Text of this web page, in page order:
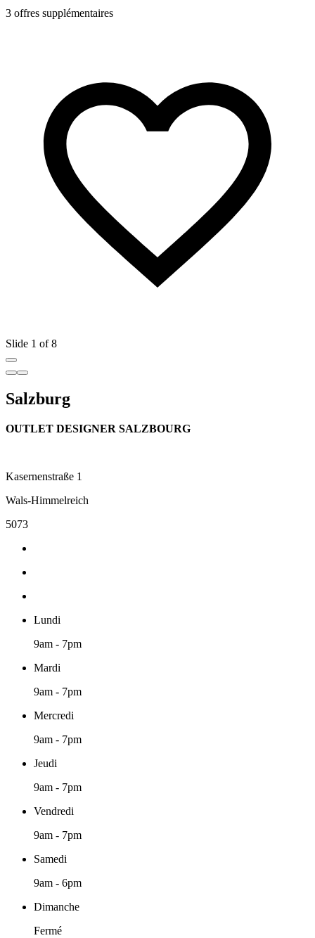
3 offres supplémentaires
Slide 1 of 8
Salzburg
OUTLET DESIGNER SALZBOURG
Kasernenstraße 1
Wals-Himmelreich
5073
Lundi
9am - 7pm
Mardi
9am - 7pm
Mercredi
9am - 7pm
Jeudi
9am - 7pm
Vendredi
9am - 7pm
Samedi
9am - 6pm
Dimanche
Fermé